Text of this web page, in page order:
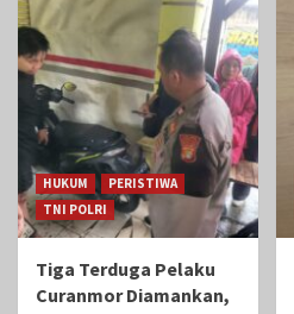
HUKUM
PERISTIWA
TNI POLRI
Tiga Terduga Pelaku
Curanmor Diamankan,